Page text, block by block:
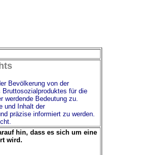
Bevölkerung von der
für die
werdende Bedeutung zu.
und Inhalt der
präzise informiert zu werden.
hin, dass es sich um eine
wird.